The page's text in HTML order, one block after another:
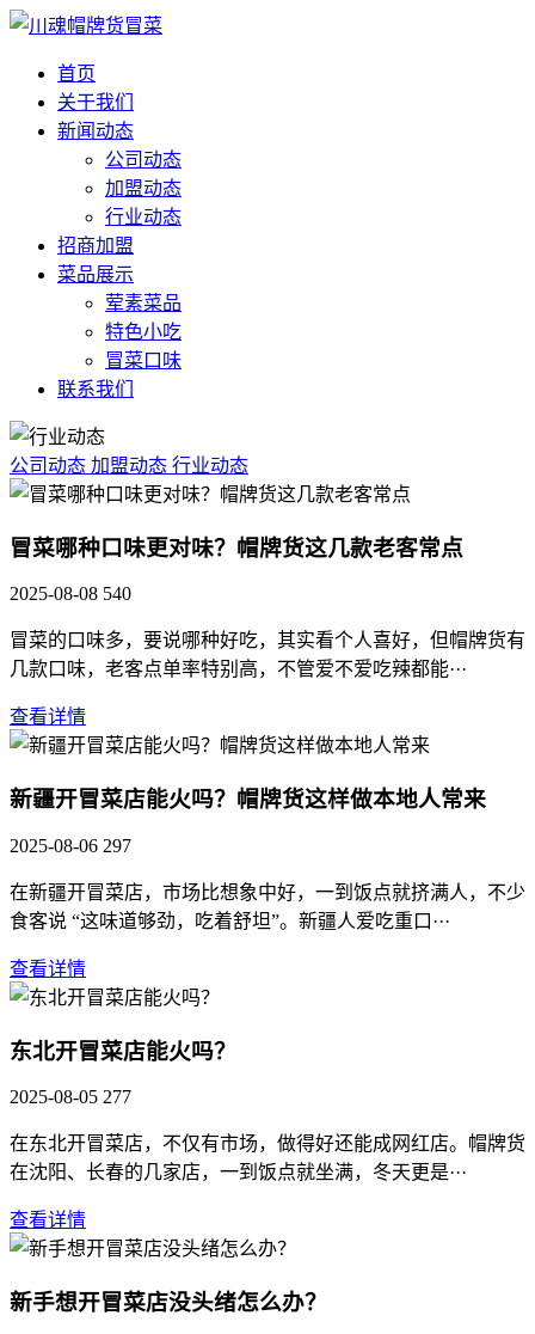
首页
关于我们
新闻动态
公司动态
加盟动态
行业动态
招商加盟
菜品展示
荤素菜品
特色小吃
冒菜口味
联系我们
公司动态 加盟动态 行业动态
冒菜哪种口味更对味？帽牌货这几款老客常点
2025-08-08 540
冒菜的口味多，要说哪种好吃，其实看个人喜好，但帽牌货有
几款口味，老客点单率特别高，不管爱不爱吃辣都能···
查看详情
新疆开冒菜店能火吗？帽牌货这样做本地人常来
2025-08-06 297
在新疆开冒菜店，市场比想象中好，一到饭点就挤满人，不少
食客说 “这味道够劲，吃着舒坦”。新疆人爱吃重口···
查看详情
东北开冒菜店能火吗？
2025-08-05 277
在东北开冒菜店，不仅有市场，做得好还能成网红店。帽牌货
在沈阳、长春的几家店，一到饭点就坐满，冬天更是···
查看详情
新手想开冒菜店没头绪怎么办？